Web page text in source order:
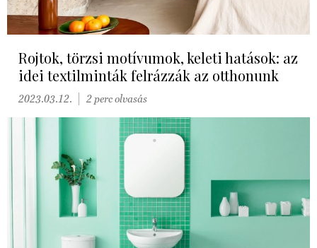
Rojtok, törzsi motívumok, keleti hatások: az
idei textilminták felrázzák az otthonunk
2023.03.12. 2 perc olvasás